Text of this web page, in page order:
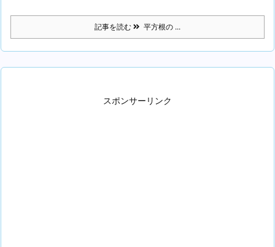
記事を読む 平方根の ...
スポンサーリンク